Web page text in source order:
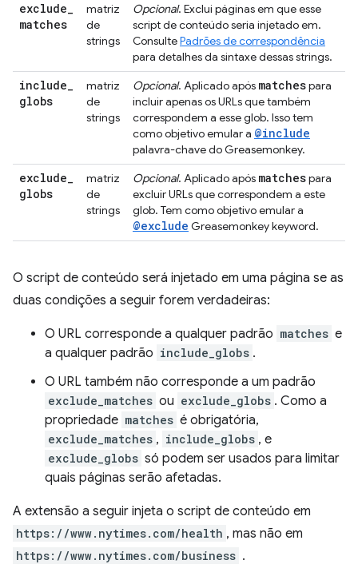
exclude_
matches
matriz
de
strings
Opcional. Exclui páginas em que esse
script de conteúdo seria injetado em.
ConsultePadrões de correspondência
para detalhes da sintaxe dessas strings.
include_
globs
matriz
de
strings
Opcional. Aplicado após matchespara
incluir apenas os URLs que também
correspondem a esse glob. Isso tem
como objetivo emular a @include
palavra-chave do Greasemonkey.
exclude_
globs
matriz
de
strings
Opcional. Aplicado após matchespara
excluir URLs que correspondem a este
glob. Tem como objetivo emular a
@exclude Greasemonkey keyword.
O script de conteúdo será injetado em uma página se as
duas condições a seguir forem verdadeiras:
O URL corresponde a qualquer padrão matches e
a qualquer padrão include_globs .
O URL também não corresponde a um padrão
exclude_matches ou exclude_globs . Como a
propriedade matches é obrigatória,
exclude_matches , include_globs , e
exclude_globs só podem ser usados para limitar
quais páginas serão afetadas.
A extensão a seguir injeta o script de conteúdo em
https://www.nytimes.com/health , mas não em
https://www.nytimes.com/business .